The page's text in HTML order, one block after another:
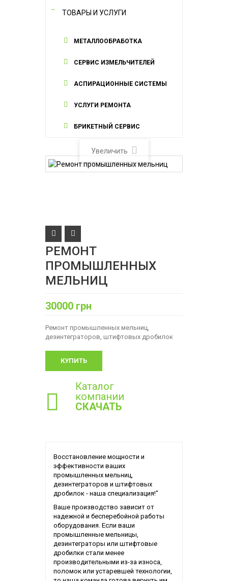
ТОВАРЫ И УСЛУГИ
МЕТАЛЛООБРАБОТКА
СЕРВИС ИЗМЕЛЬЧИТЕЛЕЙ
АСПИРАЦИОННЫЕ СИСТЕМЫ
УСЛУГИ РЕМОНТА
БРИКЕТНЫЙ СЕРВИС
Увеличить
РЕМОНТ
ПРОМЫШЛЕННЫХ
МЕЛЬНИЦ
30000 грн
Ремонт промышленных мельниц,
дезинтеграторов, штифтовых дробилок
КУПИТЬ
Каталог
компании
СКАЧАТЬ
Восстановление мощности и
эффективности ваших
промышленных мельниц,
дезинтеграторов и штифтовых
дробилок - наша специализация!"
Ваше производство зависит от
надежной и бесперебойной работы
оборудования. Если ваши
промышленные мельницы,
дезинтеграторы или штифтовые
дробилки стали менее
производительными из-за износа,
поломок или устаревшей технологии,